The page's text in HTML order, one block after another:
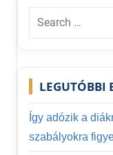
Search
LEGUTÓBBI
Így adózik a
szabályokra